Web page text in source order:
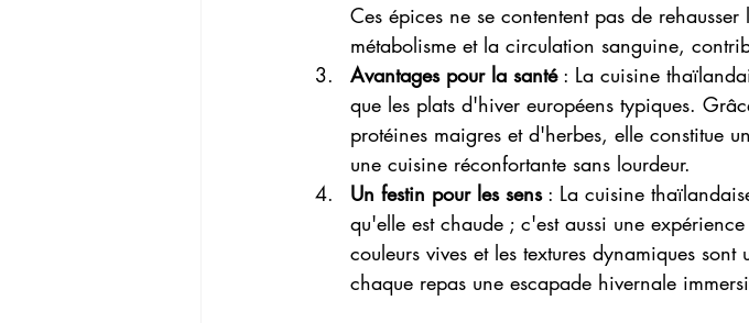
Ces épices ne se contentent pas de
métabolisme et la circulation sanguine,
Avantages pour la santé : La cuisine
que les plats d'hiver européens typiques.
protéines maigres et d'herbes, elle constitue
une cuisine réconfortante sans lourdeur.
Un festin pour les sens : La cuisine
qu'elle est chaude ; c'est aussi une
couleurs vives et les textures dynamiques
chaque repas une escapade hivernale